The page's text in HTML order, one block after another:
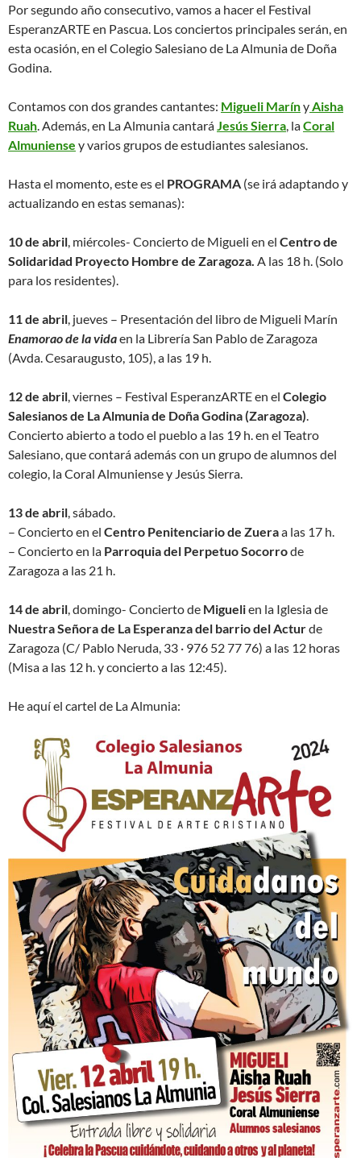
Por segundo año consecutivo, vamos a hacer el Festival
EsperanzARTE en Pascua. Los conciertos principales serán, en
esta ocasión, en el Colegio Salesiano de La Almunia de Doña
Godina.
Contamos con dos grandes cantantes: Migueli MarínyAisha
Ruah. Además, en La Almunia cantaráJesús Sierra, laCoral
Almuniense y varios grupos de estudiantes salesianos.
Hasta el momento, este es el PROGRAMA (se irá adaptando y
actualizando en estas semanas):
10 de abril, miércoles- Concierto de Migueli en el Centro de
Solidaridad Proyecto Hombre de Zaragoza. A las 18 h. (Solo
para los residentes).
11 de abril, jueves – Presentación del libro de Migueli Marín
Enamorao de la vidaen la Librería San Pablo de Zaragoza
(Avda. Cesaraugusto, 105), a las 19 h.
12 de abril, viernes – Festival EsperanzARTE en el Colegio
Salesianos de La Almunia de Doña Godina (Zaragoza).
Concierto abierto a todo el pueblo a las 19 h. en el Teatro
Salesiano, que contará además con un grupo de alumnos del
colegio, la Coral Almuniense y Jesús Sierra.
13 de abril, sábado.
– Concierto en el Centro Penitenciario de Zueraa las 17 h.
– Concierto en la Parroquia del Perpetuo Socorrode
Zaragoza a las 21 h.
14 de abril, domingo- Concierto de Miguelien la Iglesia de
Nuestra Señora de La Esperanza del barrio del Acturde
Zaragoza (C/ Pablo Neruda, 33 · 976 52 77 76) a las 12 horas
(Misa a las 12 h. y concierto a las 12:45).
He aquí el cartel de La Almunia: